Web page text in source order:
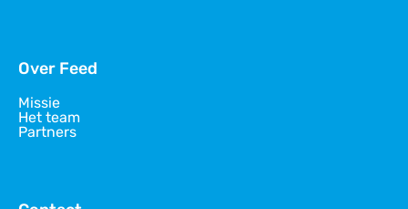
Over Feed
Missie
Het team
Partners